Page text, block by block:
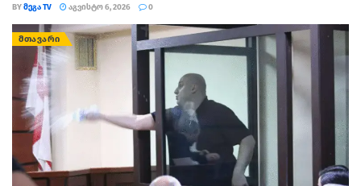
BYᲛᲔᲒᲐ TV ᲐᲒᲕᲘᲡᲢᲝ 6, 2026 0
ᲛᲗᲐᲕᲐᲠᲘ